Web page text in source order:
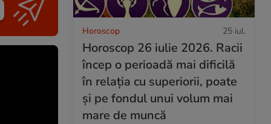
Horoscop 25 iul.
Horoscop 26 iulie 2026. Racii
încep o perioadă mai dificilă
în relația cu superiorii, poate
și pe fondul unui volum mai
mare de muncă